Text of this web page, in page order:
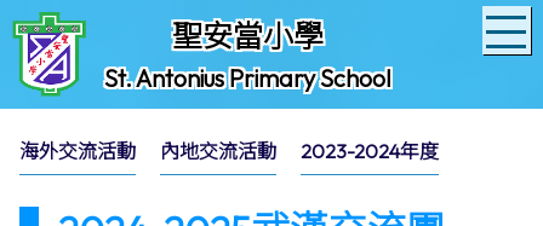
聖安當小學
St. Antonius Primary School
海外交流活動 內地交流活動 2023-2024年度